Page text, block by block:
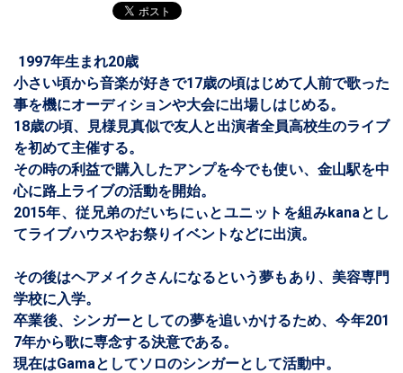
1997年生まれ20歳
小さい頃から音楽が好きで17歳の頃はじめて人前で歌った
事を機にオーディションや大会に出場しはじめる。
18歳の頃、見様見真似で友人と出演者全員高校生のライブ
を初めて主催する。
その時の利益で購入したアンプを今でも使い、金山駅を中
心に路上ライブの活動を開始。
2015年、従兄弟のだいちにぃとユニットを組みkanaとし
てライブハウスやお祭りイベントなどに出演。
その後はヘアメイクさんになるという夢もあり、美容専門
学校に入学。
卒業後、シンガーとしての夢を追いかけるため、今年201
7年から歌に専念する決意である。
現在はGamaとしてソロのシンガーとして活動中。